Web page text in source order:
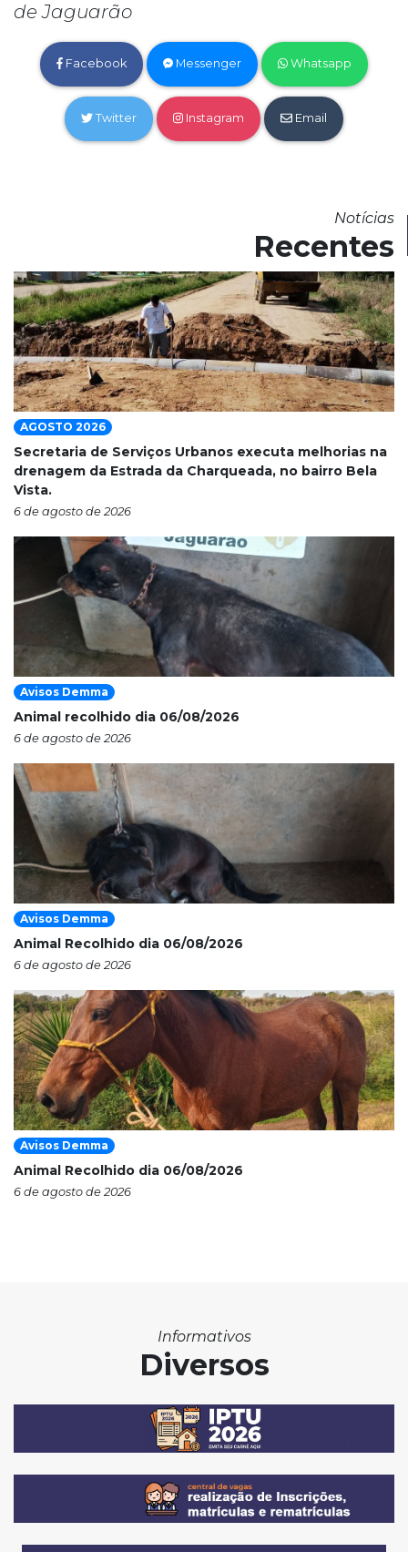
de Jaguarão
Facebook Messenger Whatsapp
Twitter Instagram Email
Notícias
Recentes
AGOSTO 2026
Secretaria de Serviços Urbanos executa melhorias na
drenagem da Estrada da Charqueada, no bairro Bela
Vista.
6 de agosto de 2026
Avisos Demma
Animal recolhido dia 06/08/2026
6 de agosto de 2026
Avisos Demma
Animal Recolhido dia 06/08/2026
6 de agosto de 2026
Avisos Demma
Animal Recolhido dia 06/08/2026
6 de agosto de 2026
Informativos
Diversos